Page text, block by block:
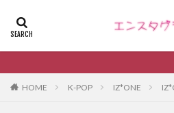
HOME K-POP IZ*ONE